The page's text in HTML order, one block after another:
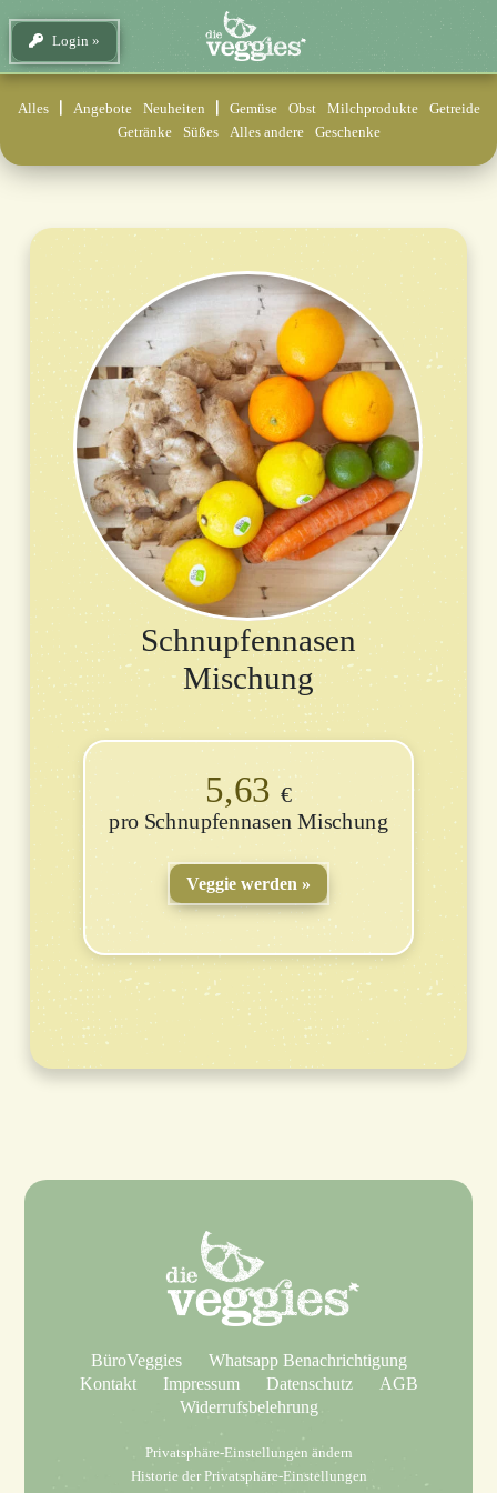
Login
Alles Angebote Neuheiten Gemüse Obst Milchprodukte
Getreide
Getränke
Süßes Alles andere Geschenke
Schnupfennasen
Mischung
5,63€
Schnupfennasen Mischung
Veggie werden
BüroVeggies
Whatsapp Benachrichtigung
Kontakt
Impressum Datenschutz
AGB
Widerrufsbelehrung
Privatsphäre-Einstellungen ändern
Historie der Privatsphäre-Einstellungen